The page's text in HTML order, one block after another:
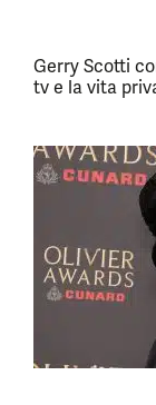
Gerry Scotti
tv e la vita